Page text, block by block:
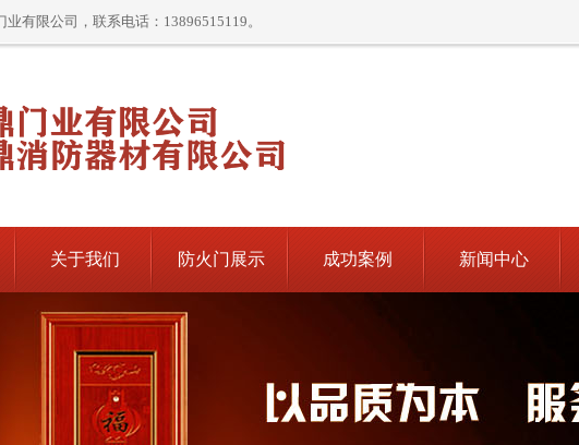
有限公司，联系电话：13896515119。
关于我们 防火门展示 成功案例 新闻中心